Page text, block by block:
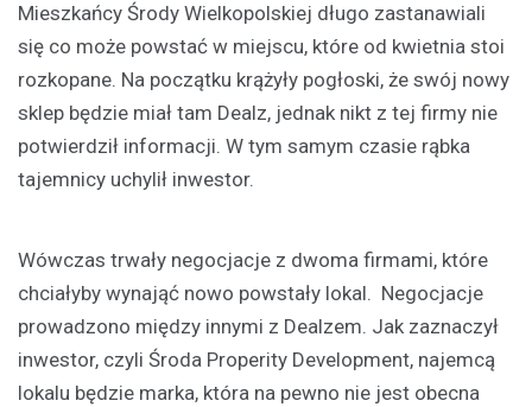
Mieszkańcy Środy Wielkopolskiej długo zastanawiali
się co może powstać w miejscu, które od kwietnia stoi
rozkopane. Na początku krążyły pogłoski, że swój nowy
sklep będzie miał tam Dealz, jednak nikt z tej firmy nie
potwierdził informacji. W tym samym czasie rąbka
tajemnicy uchylił inwestor.
Wówczas trwały negocjacje z dwoma firmami, które
chciałyby wynająć nowo powstały lokal. Negocjacje
prowadzono między innymi z Dealzem. Jak zaznaczył
inwestor, czyli Środa Properity Development, najemcą
lokalu będzie marka, która na pewno nie jest obecna